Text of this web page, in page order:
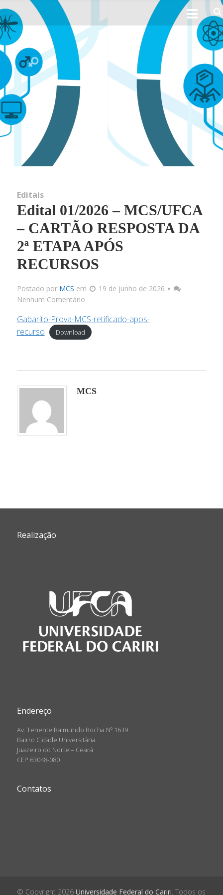
Perfil
Editais
Edital 01/2026 – MCS/UFCA
– CARTÃO RESPOSTA DA
2ª ETAPA APÓS
RECURSOS
Postado por MCS em
19 de junho de 2026
Nenhum Comentário
Gabarito-Prova-MCS-retificado-apos-
recurso
Download
MCS
Realização
Endereço
Av. Tenente Raimundo Rocha Nº 1639
Bairro Cidade Universitária
Juazeiro do Norte – Ceará
CEP 63048-080
Contatos
© Copyright 2026 Universidade Federal do Cariri . Todos os